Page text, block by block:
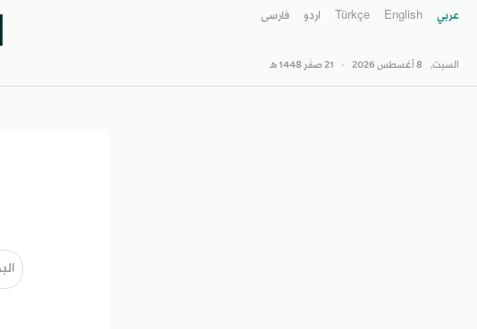
عربي English
Türkçe اردو فارسى
السبت, 8 أغسطس 2026 - 21 صفَر 1448 هـ